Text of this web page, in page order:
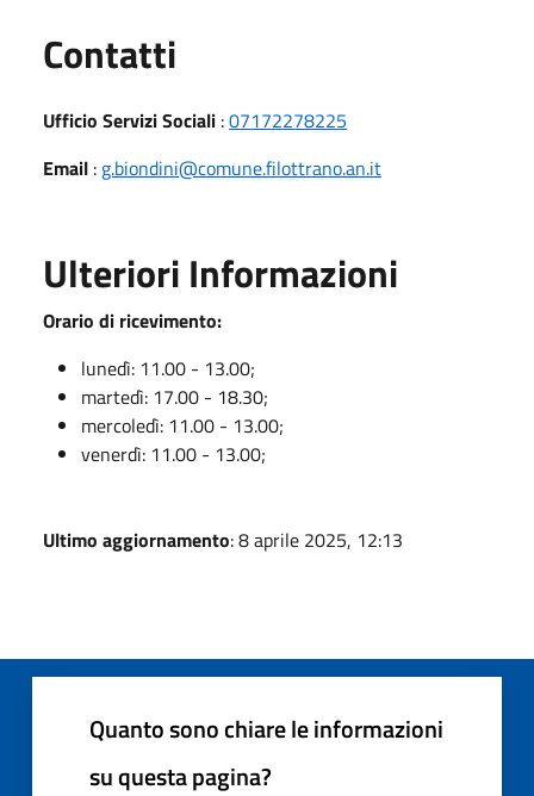
Contatti
Ufficio Servizi Sociali :07172278225
Email : g.biondini@comune.filottrano.an.it
Ulteriori Informazioni
Orario di ricevimento:
lunedì: 11.00 - 13.00;
martedì: 17.00 - 18.30;
mercoledì: 11.00 - 13.00;
venerdì: 11.00 - 13.00;
Ultimo aggiornamento: 8 aprile 2025, 12:13
Quanto sono chiare le informazioni
su questa pagina?